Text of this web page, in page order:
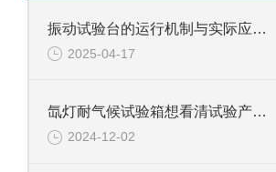
振动试验台的运行机制与实际应用解析
2025-04-17
氙灯耐气候试验箱想看清试验产品照明灯来帮手
2024-12-02